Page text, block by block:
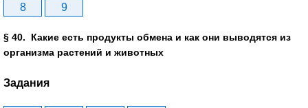
8
9
§ 40. Какие есть продукты обмена и как они выводятся из
организма растений и животных
Задания